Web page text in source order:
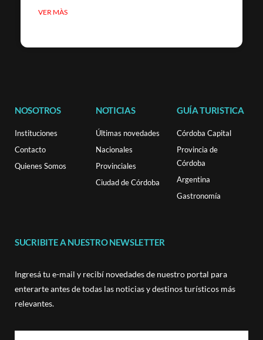
VER MÀS
NOSOTROS
Instituciones
Contacto
Quienes Somos
NOTICIAS
Últimas novedades
Nacionales
Provinciales
Ciudad de Córdoba
GUÍA TURISTICA
Córdoba Capital
Provincia de
Córdoba
Argentina
Gastronomía
SUCRIBITE A NUESTRO NEWSLETTER
Ingresá tu e-mail y recibí novedades de nuestro portal para
enterarte antes de todas las noticias y destinos turísticos más
relevantes.